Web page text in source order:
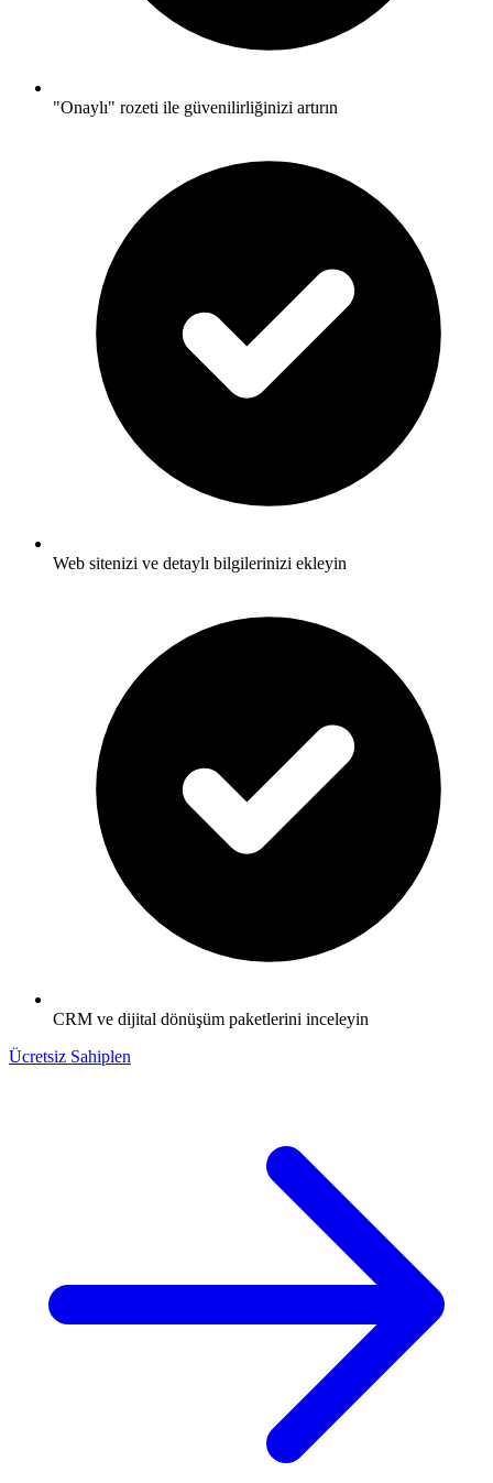
"Onaylı" rozeti ile güvenilirliğinizi artırın
Web sitenizi ve detaylı bilgilerinizi ekleyin
CRM ve dijital dönüşüm paketlerini inceleyin
Ücretsiz Sahiplen